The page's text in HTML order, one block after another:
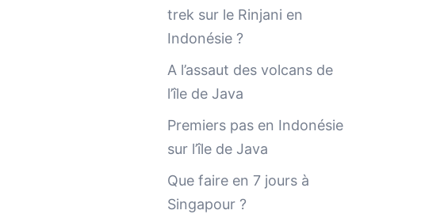
trek sur le Rinjani en
Indonésie ?
A l’assaut des volcans de
l’île de Java
Premiers pas en Indonésie
sur l’île de Java
Que faire en 7 jours à
Singapour ?